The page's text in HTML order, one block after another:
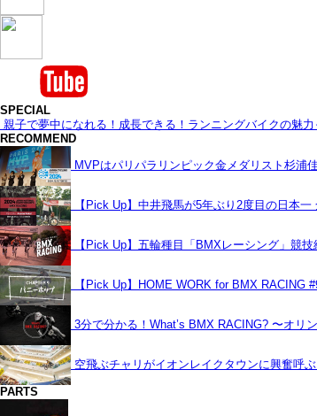
SPECIAL
親子で夢中になれる！成長できる！ランニングバイクの魅力
RECOMMEND
MVPはパリパラリンピック金メダリスト杉浦
【Pick Up】中井飛馬が5年ぶり2度目の日本
【Pick Up】五輪種目「BMXレーシング」競
【Pick Up】HOME WORK for BMX RACING
3分で分かる！What’s BMX RACING? 〜オリ
空飛ぶチャリがイオンレイクタウンに興奮呼
PARTS